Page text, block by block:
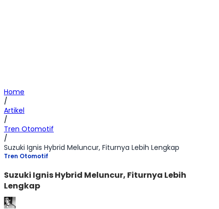
Home
/
Artikel
/
Tren Otomotif
/
Suzuki Ignis Hybrid Meluncur, Fiturnya Lebih Lengkap
Tren Otomotif
Suzuki Ignis Hybrid Meluncur, Fiturnya Lebih
Lengkap